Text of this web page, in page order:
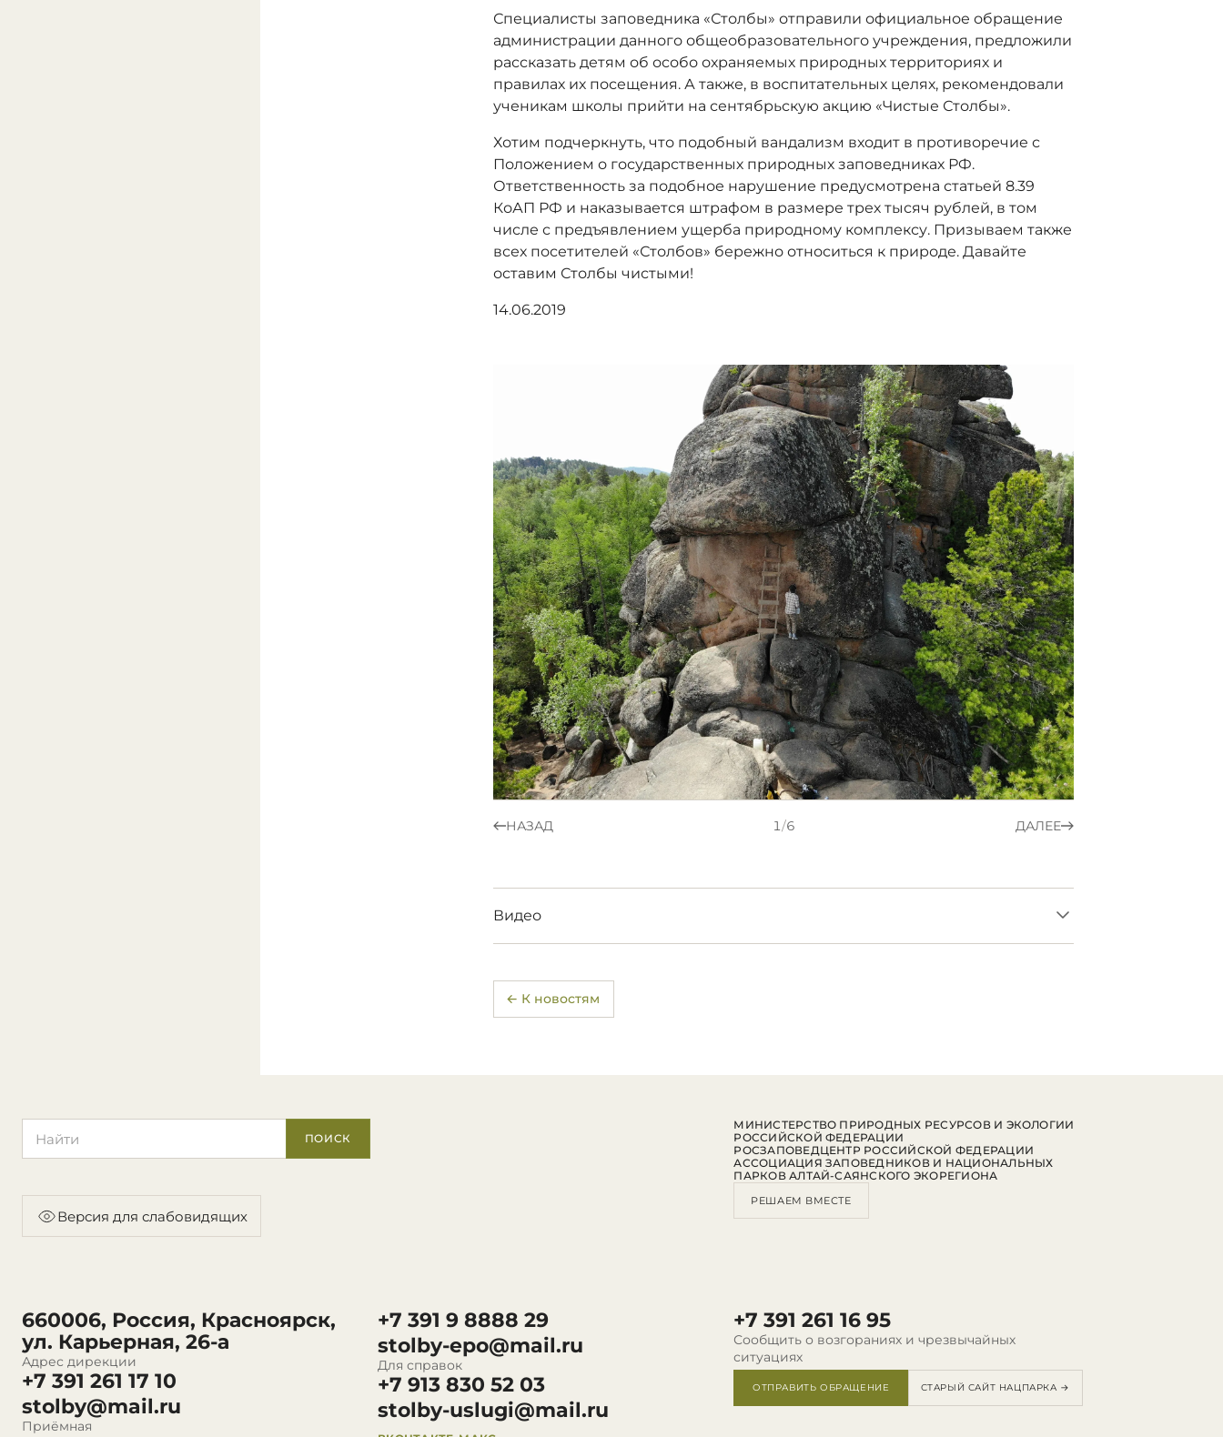
Специалисты заповедника «Столбы» отправили официальное обращение
администрации данного общеобразовательного учреждения, предложили
рассказать детям об особо охраняемых природных территориях и
правилах их посещения. А также, в воспитательных целях, рекомендовали
ученикам школы прийти на сентябрьскую акцию «Чистые Столбы».
Хотим подчеркнуть, что подобный вандализм входит в противоречие с
Положением о государственных природных заповедниках РФ.
Ответственность за подобное нарушение предусмотрена статьей 8.39
КоАП РФ и наказывается штрафом в размере трех тысяч рублей, в том
числе с предъявлением ущерба природному комплексу. Призываем также
всех посетителей «Столбов» бережно относиться к природе. Давайте
оставим Столбы чистыми!
14.06.2019
НАЗАД 1/6 ДАЛЕЕ
Видео
← К новостям
ПОИСК
Версия для слабовидящих
660006, Россия, Красноярск,
ул. Карьерная, 26-а
Адрес дирекции
+7 391 261 17 10
stolby@mail.ru
Приёмная
+7 391 9 8888 29
stolby-epo@mail.ru
Для справок
+7 913 830 52 03
stolby-uslugi@mail.ru
+7 391 261 16 95
Сообщить о возгораниях и чрезвычайных
ситуациях
ОТПРАВИТЬ ОБРАЩЕНИЕ СТАРЫЙ САЙТ НАЦПАРКА →
МИНИСТЕРСТВО ПРИРОДНЫХ РЕСУРСОВ И ЭКОЛОГИИ
РОССИЙСКОЙ ФЕДЕРАЦИИ
РОСЗАПОВЕДЦЕНТР РОССИЙСКОЙ ФЕДЕРАЦИИ
АССОЦИАЦИЯ ЗАПОВЕДНИКОВ И НАЦИОНАЛЬНЫХ
ПАРКОВ АЛТАЙ-САЯНСКОГО ЭКОРЕГИОНА
РЕШАЕМ ВМЕСТЕ